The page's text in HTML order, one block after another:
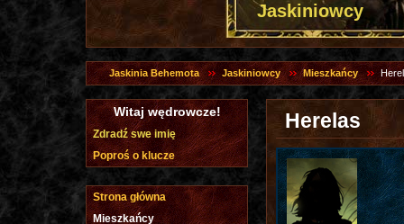
Jaskiniowcy
Jaskinia Behemota Jaskiniowcy Mieszkańcy
Herelas
Witaj wędrowcze!
Zdradź swe imię
Poproś o klucze
Strona główna
Mieszkańcy